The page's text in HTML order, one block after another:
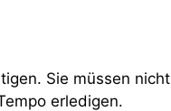
Sie müssen nicht
erledigen.